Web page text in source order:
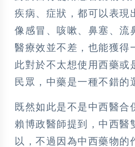
疾病、症狀，都可以表現
像感冒、咳嗽、鼻塞、流
醫療效並不差，也能獲得
此對於不太想使用西藥或
民眾，中藥是一種不錯的
既然如此是不是中西醫合
賴博政醫師提到，中西醫
以，不過因為中西藥物的